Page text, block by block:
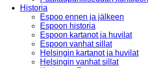
Historia
Espoo ennen ja jälkeen
Espoon historia
Espoon kartanot ja huvilat
Espoon vanhat sillat
Helsingin kartanot ja huvilat
Helsingin vanhat sillat